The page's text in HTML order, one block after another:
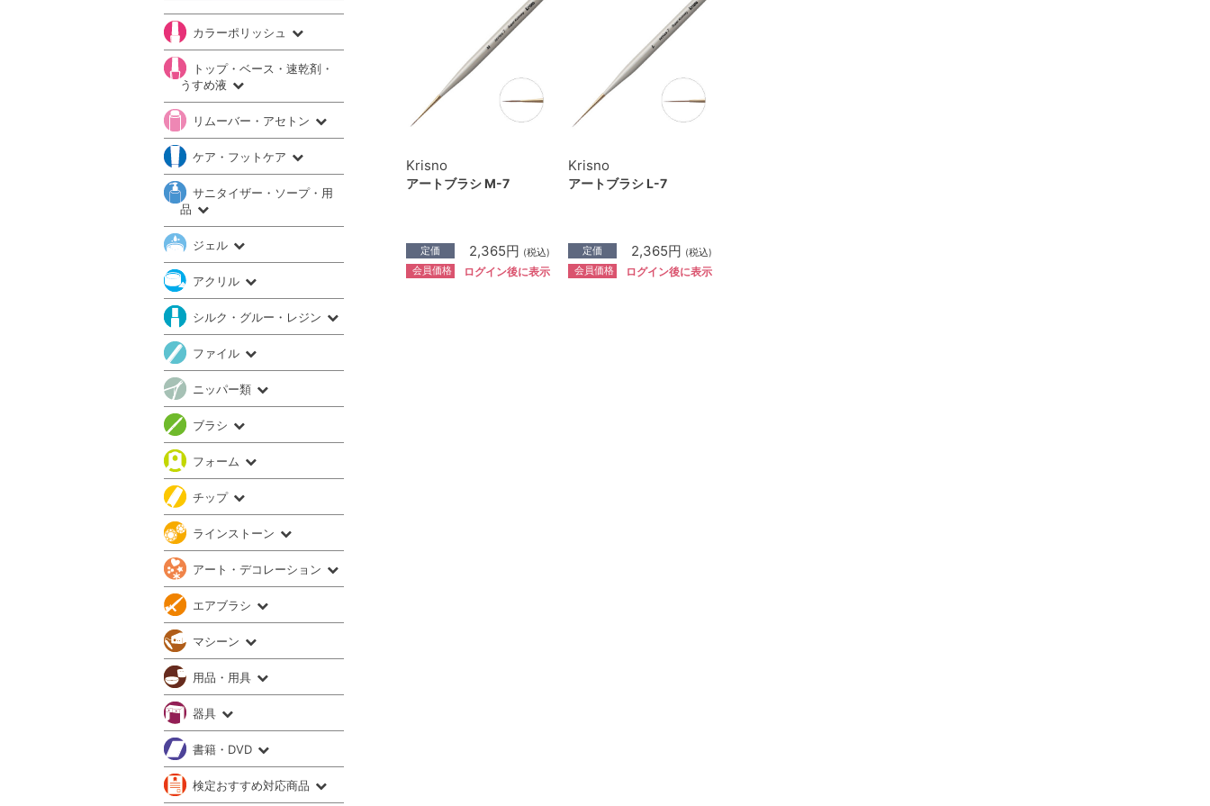
Krisno
アートブラシ M-7
定価 2,365円 (税込)
会員価格 ログイン後に表示
Krisno
アートブラシ L-7
定価 2,365円 (税込)
会員価格 ログイン後に表示
カラーポリッシュ
トップ・ベース・速乾剤・
うすめ液
リムーバー・アセトン
ケア・フットケア
サニタイザー・ソープ・用
品
ジェル
アクリル
シルク・グルー・レジン
ファイル
ニッパー類
ブラシ
フォーム
チップ
ラインストーン
アート・デコレーション
エアブラシ
マシーン
用品・用具
器具
書籍・DVD
検定おすすめ対応商品